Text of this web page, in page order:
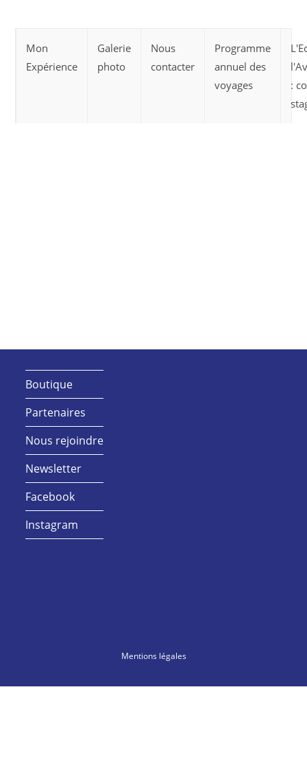
Mon
Expérience
Galerie
photo
Nous
contacter
Programme
annuel des
voyages
:
Boutique
Partenaires
Nous rejoindre
Newsletter
Facebook
Instagram
Mentions légales